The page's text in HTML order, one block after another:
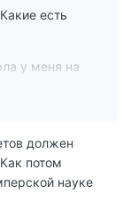
есть
у меня на
должен
потом
науке